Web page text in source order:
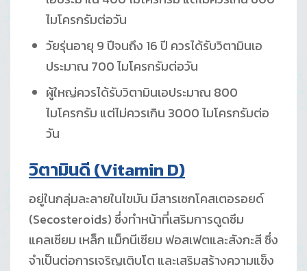
ไมโครกรัมต่อวัน
วัยรุ่นอายุ 9 ปีจนถึง 16 ปี ควรได้รับวิตามินเอ
ประมาณ 700 ไมโครกรัมต่อวัน
ผู้ใหญ่ควรได้รับวิตามินเอประมาณ 800
ไมโครกรัม แต่ไม่ควรเกิน 3000 ไมโครกรัมต่อ
วัน
วิตามินดี(Vitamin D)
อยู่ในกลุ่มละลายในไขมัน มีสารเซกโคสเตอรอยด์
(Secosteroids) ซึ่งทำหน้าที่เสริมการดูดซึม
แคลเซียม เหล็ก แม็กนีเซียม ฟอสเฟตและสังกะสี ซึ่ง
จำเป็นต่อการเจริญเติบโต และเสริมสร้างความแข็ง